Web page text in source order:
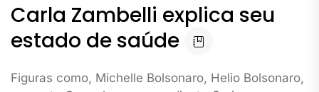
Carla Zambelli explica seu
estado de saúde
Figuras como, Michelle Bolsonaro, Helio Bolsonaro,